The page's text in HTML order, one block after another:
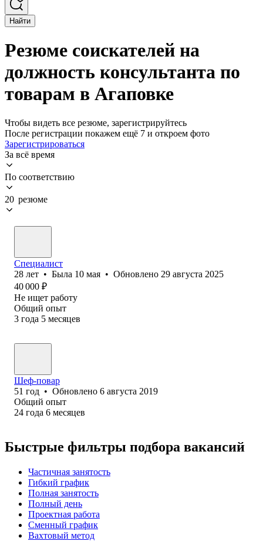
Найти
Резюме соискателей на
должность консультанта по
товарам в Агаповке
Чтобы видеть все резюме, зарегистрируйтесь
После регистрации покажем ещё 7 и откроем фото
Зарегистрироваться
За всё время
По соответствию
20 резюме
Специалист
28 лет • Была 10 мая • Обновлено 29 августа 2025
40 000 ₽
Не ищет работу
Общий опыт
3 года 5 месяцев
Шеф-повар
51 год • Обновлено 6 августа 2019
Общий опыт
24 года 6 месяцев
Быстрые фильтры подбора вакансий
Частичная занятость
Гибкий график
Полная занятость
Полный день
Проектная работа
Сменный график
Вахтовый метод